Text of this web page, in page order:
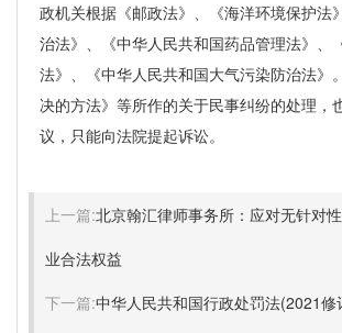
上一篇:北京翰汇律师事务所：应对无针对
业合法权益
下一篇:中华人民共和国行政处罚法(2021修